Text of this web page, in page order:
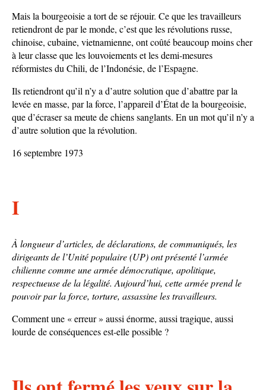
Mais la bourgeoisie a tort de se réjouir. Ce que les travailleurs
retiendront de par le monde, c’est que les révolutions russe,
chinoise, cubaine, vietnamienne, ont coûté beaucoup moins cher
à leur classe que les louvoiements et les demi-mesures
réformistes du Chili, de l’Indonésie, de l’Espagne.
Ils retiendront qu’il n’y a d’autre solution que d’abattre par la
levée en masse, par la force, l’appareil d’État de la bourgeoisie,
que d’écraser sa meute de chiens sanglants. En un mot qu’il n’y a
d’autre solution que la révolution.
16 septembre 1973
I
À longueur d’articles, de déclarations, de communiqués, les
dirigeants de l’Unité populaire (UP) ont présenté l’armée
chilienne comme une armée démocratique, apolitique,
respectueuse de la légalité. Aujourd’hui, cette armée prend le
pouvoir par la force, torture, assassine les travailleurs.
Comment une « erreur » aussi énorme, aussi tragique, aussi
lourde de conséquences est-elle possible ?